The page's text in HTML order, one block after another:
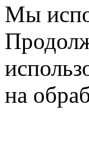
Мы
на